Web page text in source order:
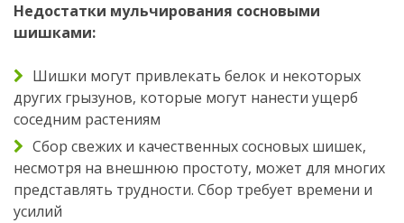
Недостатки мульчирования сосновыми
шишками:
Шишки могут привлекать белок и некоторых
других грызунов, которые могут нанести ущерб
соседним растениям
Сбор свежих и качественных сосновых шишек,
несмотря на внешнюю простоту, может для многих
представлять трудности. Сбор требует времени и
усилий